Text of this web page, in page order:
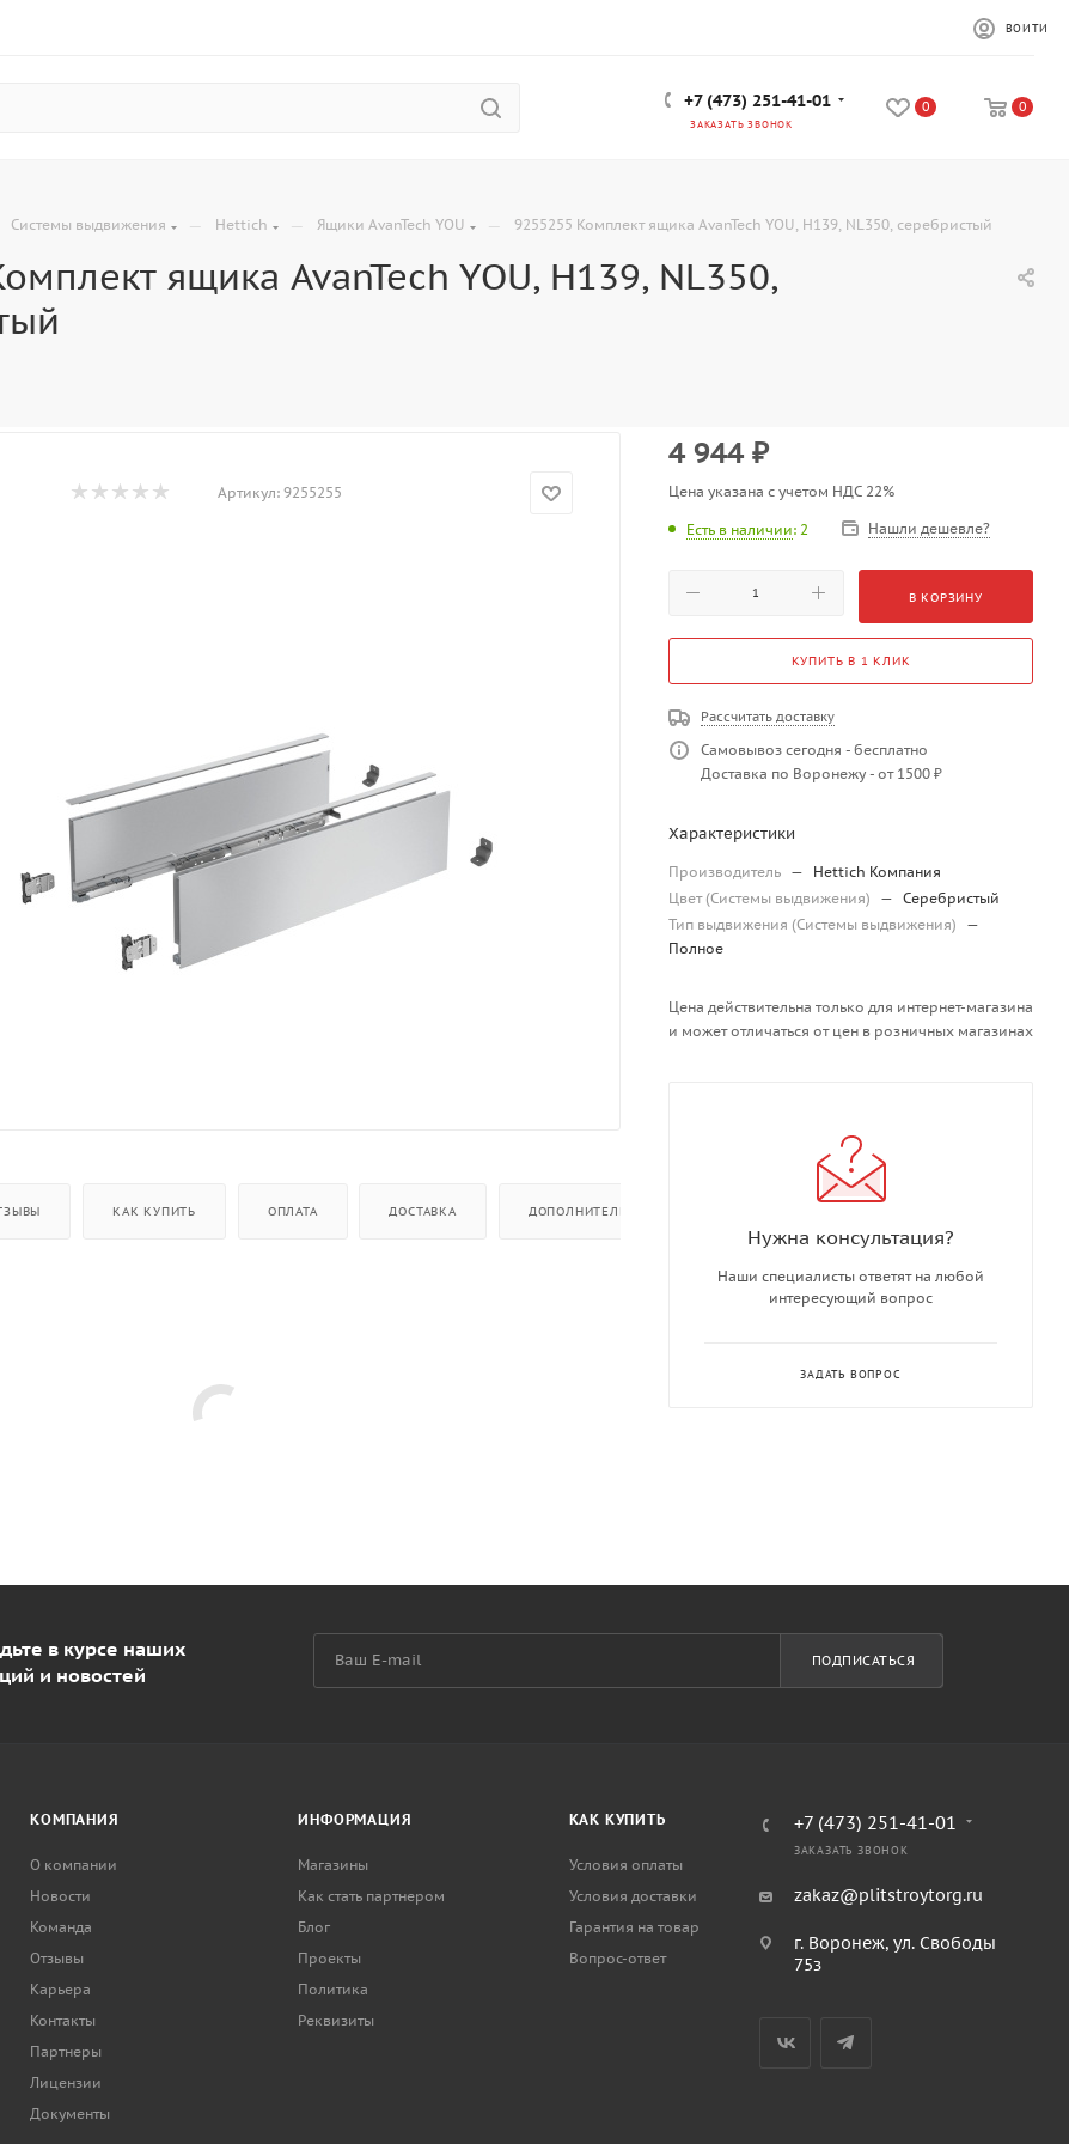
ВОЙТИ
+7 (473) 251-41-01
ЗАКАЗАТЬ ЗВОНОК
0 0
Системы выдвижения — Hettich — Ящики AvanTech YOU — 9255255 Комплект ящика AvanTech YOU, Н139, NL350, серебристый
ящика AvanTech YOU, Н139, NL350,
Артикул: 9255255
КАК КУПИТЬ ОПЛАТА ДОСТАВКА ДОПОЛНИТЕЛЬНО
4 944 ₽
Цена указана с учетом НДС 22%
Есть в наличии: 2 Нашли дешевле?
В КОРЗИНУ
КУПИТЬ В 1 КЛИК
Рассчитать доставку
Самовывоз сегодня - бесплатно
Доставка по Воронежу - от 1500 ₽
Характеристики
Производитель —
Hettich Компания
Цвет (Системы выдвижения)
— Серебристый
Тип выдвижения (Системы выдвижения)
—
Полное
Цена действительна только для интернет-магазина
и может отличаться от цен в розничных магазинах
Нужна консультация?
Наши специалисты ответят на любой
интересующий вопрос
ЗАДАТЬ ВОПРОС
в курсе наших
и новостей
ПОДПИСАТЬСЯ
КОМПАНИЯ
О компании
Новости
Команда
Отзывы
Карьера
Контакты
Партнеры
Лицензии
Документы
ИНФОРМАЦИЯ
Магазины
Как стать партнером
Блог
Проекты
Политика
Реквизиты
КАК КУПИТЬ
Условия оплаты
Условия доставки
Гарантия на товар
Вопрос-ответ
+7 (473) 251-41-01
ЗАКАЗАТЬ ЗВОНОК
zakaz@plitstroytorg.ru
г. Воронеж, ул. Свободы
75з